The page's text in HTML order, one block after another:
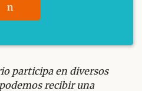
n
participa en diversos
recibir una